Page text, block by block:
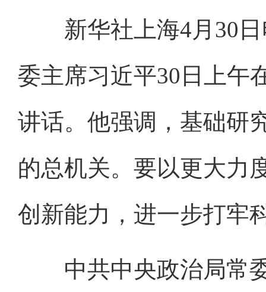
新华社上海4月30日
委主席习近平30日上午
讲话。他强调，基础研
的总机关。要以更大力
创新能力，进一步打牢
中共中央政治局常委